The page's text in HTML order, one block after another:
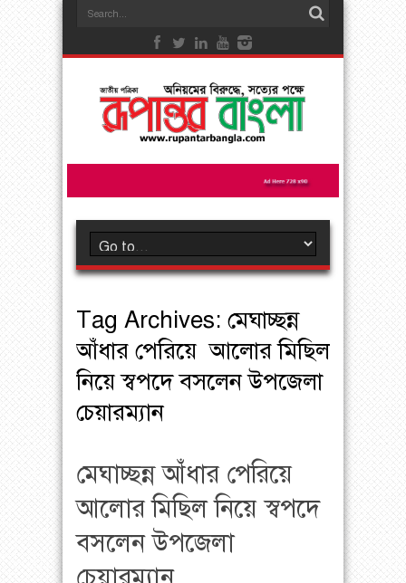
Tag Archives: মেঘাচ্ছন্ন
আঁধার পেরিয়ে আলোর মিছিল
নিয়ে স্বপদে বসলেন উপজেলা
চেয়ারম্যান
মেঘাচ্ছন্ন আঁধার পেরিয়ে
আলোর মিছিল নিয়ে স্বপদে
বসলেন উপজেলা